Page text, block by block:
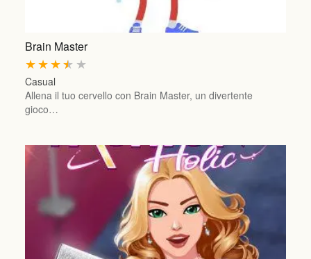
Brain Master
★
★
★
★
★
Casual
Allena il tuo cervello con Brain Master, un divertente
gioco…